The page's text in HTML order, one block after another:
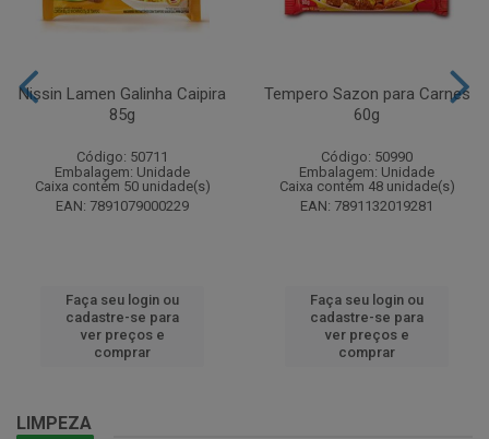
Nissin Lamen Galinha Caipira
85g
Código: 50711
Embalagem: Unidade
Caixa contém 50 unidade(s)
EAN: 7891079000229
Faça seu login ou
cadastre-se para
ver preços e
comprar
Tempero Sazon para Carnes
60g
Código: 50990
Embalagem: Unidade
Caixa contém 48 unidade(s)
EAN: 7891132019281
Faça seu login ou
cadastre-se para
ver preços e
comprar
LIMPEZA